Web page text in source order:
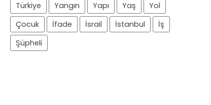
Türkiye
Yangın Yapı Yaş
Yol
Çocuk
İfade İsrail İstanbul
İş
Şüpheli